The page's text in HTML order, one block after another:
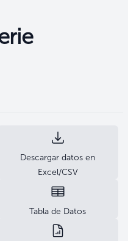
Descargar datos en
Excel/CSV
Tabla de Datos